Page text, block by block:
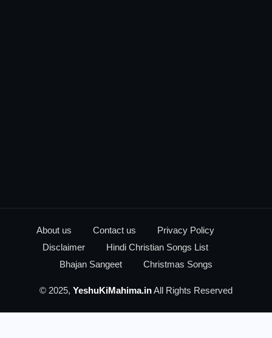
About us Contact us
Privacy Policy
Disclaimer
Hindi Christian Songs List
Bhajan Sangeet
Christmas Songs
© 2025, YeshuKiMahima.inAll Rights Reserved